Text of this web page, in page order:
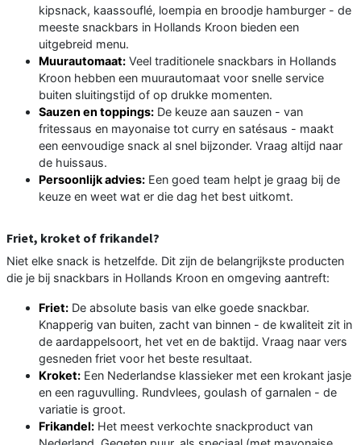
kipsnack, kaassouflé, loempia en broodje hamburger - de
meeste snackbars in Hollands Kroon bieden een
uitgebreid menu.
Muurautomaat: Veel traditionele snackbars in Hollands
Kroon hebben een muurautomaat voor snelle service
buiten sluitingstijd of op drukke momenten.
Sauzen en toppings: De keuze aan sauzen - van
fritessaus en mayonaise tot curry en satésaus - maakt
een eenvoudige snack al snel bijzonder. Vraag altijd naar
de huissaus.
Persoonlijk advies: Een goed team helpt je graag bij de
keuze en weet wat er die dag het best uitkomt.
Friet, kroket of frikandel?
Niet elke snack is hetzelfde. Dit zijn de belangrijkste producten
die je bij snackbars in Hollands Kroon en omgeving aantreft:
Friet: De absolute basis van elke goede snackbar.
Knapperig van buiten, zacht van binnen - de kwaliteit zit in
de aardappelsoort, het vet en de baktijd. Vraag naar vers
gesneden friet voor het beste resultaat.
Kroket: Een Nederlandse klassieker met een krokant jasje
en een raguvulling. Rundvlees, goulash of garnalen - de
variatie is groot.
Frikandel: Het meest verkochte snackproduct van